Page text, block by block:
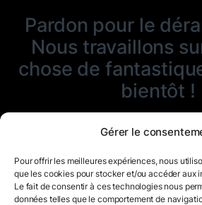
Gérer le
Pour offrir les meilleures expériences, nous
que les cookies pour stocker et/ou accéder aux
Le fait de consentir à ces technologies nous
données telles que le comportement de
Pardon pour le
Nous travaillons
chose de
bientôt !